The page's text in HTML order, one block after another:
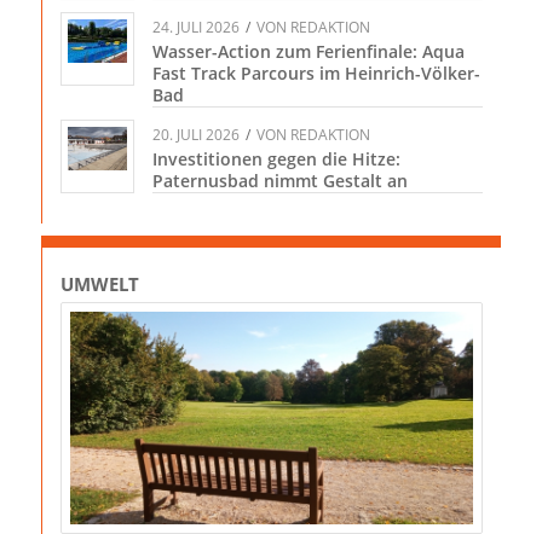
24. JULI 2026 / VON REDAKTION
Wasser-Action zum Ferienfinale: Aqua
Fast Track Parcours im Heinrich-Völker-
Bad
20. JULI 2026 / VON REDAKTION
Investitionen gegen die Hitze:
Paternusbad nimmt Gestalt an
UMWELT